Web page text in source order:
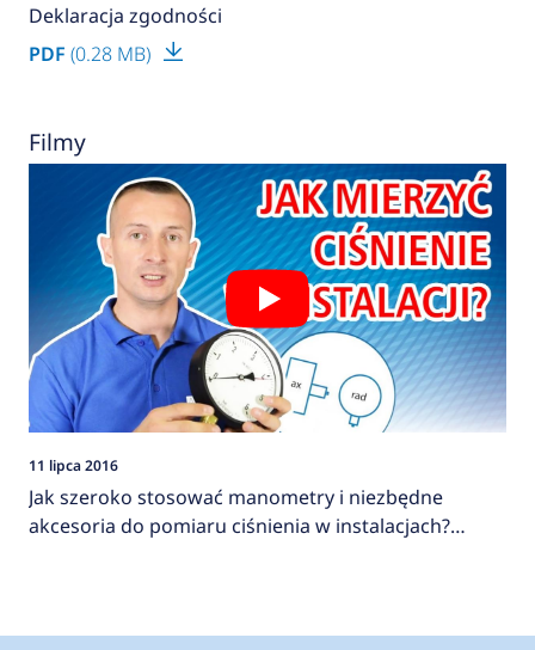
Deklaracja zgodności
PDF (0.28 MB)
Filmy
11 lipca 2016
Jak szeroko stosować manometry i niezbędne
akcesoria do pomiaru ciśnienia w instalacjach?